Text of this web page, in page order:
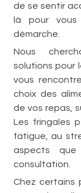
de se sentir
là pour
démarche.
Nous
solutions pour
vous
choix des
de vos repas,
Les fringales
fatigue, au
aspects que
consultation.
Chez certains